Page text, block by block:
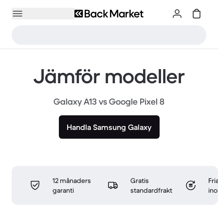
Jämför modeller
Galaxy A13 vs Google Pixel 8
Handla Samsung Galaxy
12 månaders
garanti
Gratis
standardfrakt